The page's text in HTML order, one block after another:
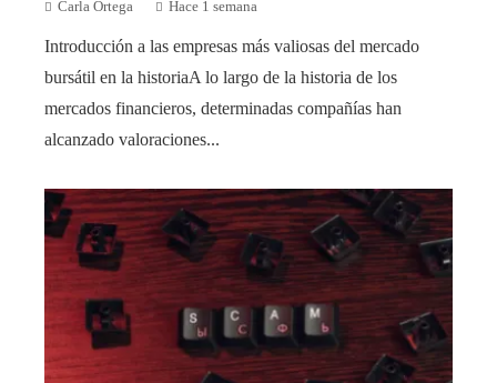
Carla Ortega Hace 1 semana
Introducción a las empresas más valiosas del mercado
bursátil en la historiaA lo largo de la historia de los
mercados financieros, determinadas compañías han
alcanzado valoraciones...